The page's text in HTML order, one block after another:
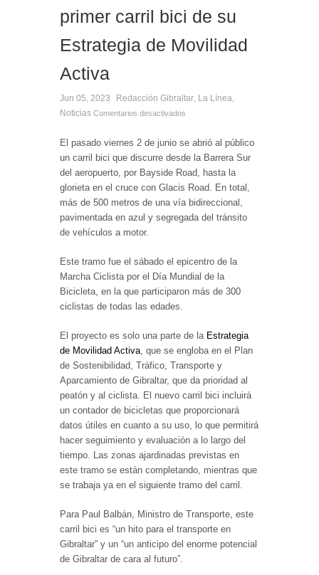
Reunión para cerrar los últimos flecos de la
Estabilizado el incendio que ha afectado Pasada
Ministra británica para los Territorios de Ultramar
primer carril bici de su
Estrategia de Movilidad
Activa
Jun 05, 2023 Redacción Gibraltar La Línea
Noticias Comentarios desactivados
El pasado viernes 2 de junio se abrió al público
un carril bici que discurre desde la Barrera Sur
del aeropuerto, por Bayside Road, hasta la
glorieta en el cruce con Glacis Road. En total,
más de 500 metros de una vía bidireccional,
pavimentada en azul y segregada del tránsito
de vehículos a motor.
Este tramo fue el sábado el epicentro de la
Marcha Ciclista por el Día Mundial de la
Bicicleta, en la que participaron más de 300
ciclistas de todas las edades.
El proyecto es solo una parte de la Estrategia
de Movilidad Activa, que se engloba en el Plan
de Sostenibilidad, Tráfico, Transporte y
Aparcamiento de Gibraltar, que da prioridad al
peatón y al ciclista. El nuevo carril bici incluirá
un contador de bicicletas que proporcionará
datos útiles en cuanto a su uso, lo que permitirá
hacer seguimiento y evaluación a lo largo del
tiempo. Las zonas ajardinadas previstas en
este tramo se están completando, mientras que
se trabaja ya en el siguiente tramo del carril.
Para Paul Balbán, Ministro de Transporte, este
carril bici es “un hito para el transporte en
Gibraltar” y un “un anticipo del enorme potencial
de Gibraltar de cara al futuro”.